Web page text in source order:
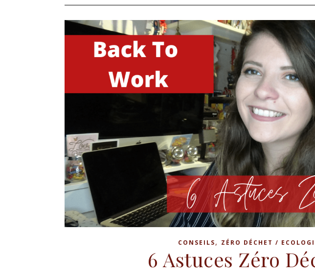
CONSEILS, ZÉRO DÉCHET /
6 Astuces Zéro